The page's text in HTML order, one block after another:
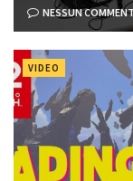
NESSUN
VIDEO